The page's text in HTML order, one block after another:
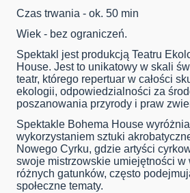
Czas trwania - ok. 50 min
Wiek - bez ograniczeń.
Spektakl jest produkcją Teatru
House. Jest to unikatowy w skali
teatr, którego repertuar w całości
ekologii, odpowiedzialności za
poszanowania przyrody i praw
Spektakle Bohema House
wykorzystaniem sztuki
Nowego Cyrku, gdzie artyści
swoje mistrzowskie umiejętności w
różnych gatunków, często
społeczne tematy.